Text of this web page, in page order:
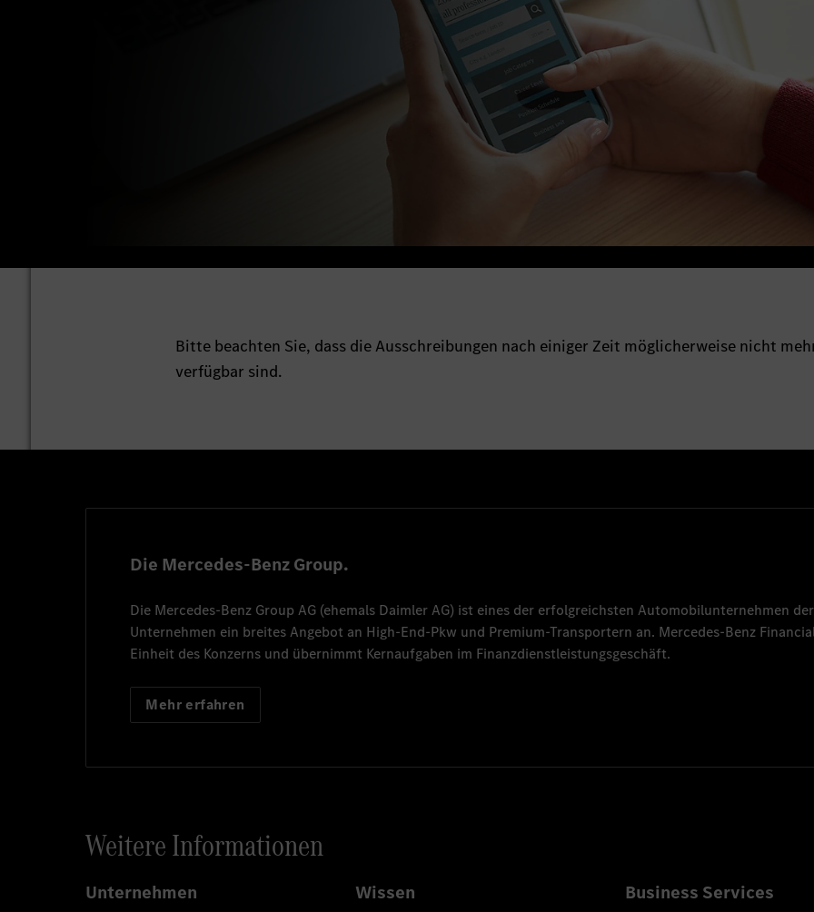
Bitte beachten Sie, dass die Ausschreibungen nach einiger Zeit möglicherweise nicht
verfügbar sind.
Die Mercedes-Benz Group.
Die Mercedes-Benz Group AG (ehemals Daimler AG) ist eines der erfolgreichsten Automobilunternehmen
Unternehmen ein breites Angebot an High-End-Pkw und Premium-Transportern an. Mercedes-Benz
Einheit des Konzerns und übernimmt Kernaufgaben im Finanzdienstleistungsgeschäft.
Mehr erfahren
Weitere Informationen
Unternehmen Wissen Business Services